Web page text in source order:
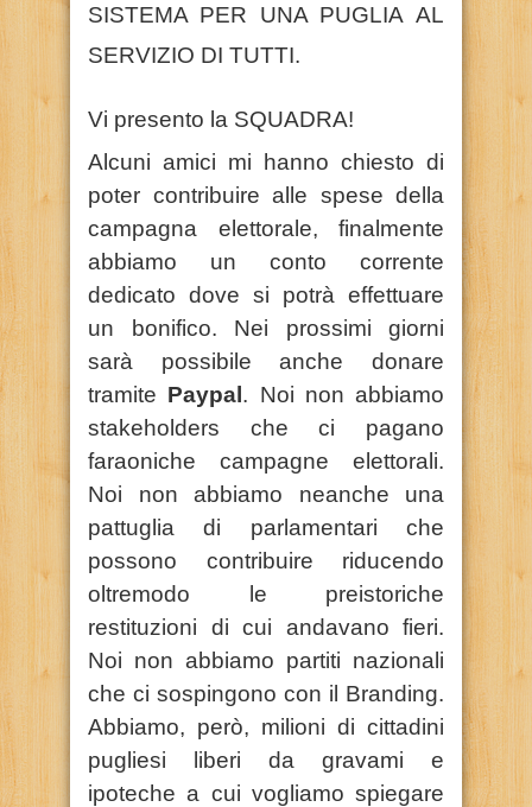
SISTEMA PER UNA PUGLIA AL
SERVIZIO DI TUTTI.
Vi presento la SQUADRA!
Alcuni amici mi hanno chiesto di
poter contribuire alle spese della
campagna elettorale, finalmente
abbiamo un conto corrente
dedicato dove si potrà effettuare
un bonifico. Nei prossimi giorni
sarà possibile anche donare
tramite Paypal. Noi non abbiamo
stakeholders che ci pagano
faraoniche campagne elettorali.
Noi non abbiamo neanche una
pattuglia di parlamentari che
possono contribuire riducendo
oltremodo le preistoriche
restituzioni di cui andavano fieri.
Noi non abbiamo partiti nazionali
che ci sospingono con il Branding.
Abbiamo, però, milioni di cittadini
pugliesi liberi da gravami e
ipoteche a cui vogliamo spiegare